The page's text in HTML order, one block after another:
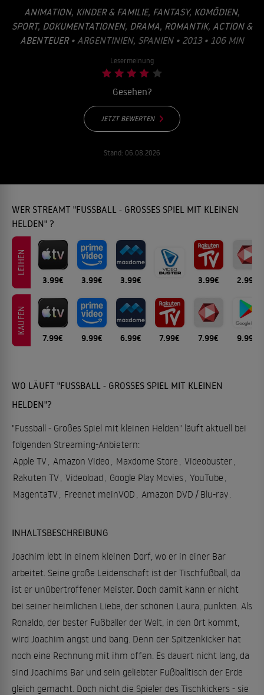
ANIMATION, KINDER & FAMILIE, FANTASY, KOMÖDIEN,
SPORT, DOKUMENTATIONEN, DRAMA, ROMANTIK, ACTION &
ABENTEUER• ARGENTINIEN, SPANIEN • 2013 • 106 MIN
Lesermeinung
Gesehen?
JETZT BEWERTEN
Stand: 06.08.2026
WER STREAMT "FUSSBALL - GROSSES SPIEL MIT KLEINEN H
ELDEN" ?
LEIHEN
3.99€ 3.99€ 3.99€ 3.99€ 2.99€
KAUFEN
7.99€ 9.99€ 6.99€ 7.99€ 7.99€ 9.99€
WO LÄUFT "FUSSBALL - GROSSES SPIEL MIT KLEINEN H
ELDEN"?
"Fussball - Großes Spiel mit kleinen Helden" läuft aktuell bei
folgenden Streaming-Anbietern:
Apple TV, Amazon Video , Maxdome Store , Videobuster,
Rakuten TV, Videoload , Google Play Movies, YouTube ,
MagentaTV, Freenet meinVOD , Amazon DVD / Blu-ray.
INHALTSBESCHREIBUNG
Joachim lebt in einem kleinen Dorf, wo er in einer Bar
arbeitet. Seine große Leidenschaft ist der Tischfußball, da
ist er unübertroffener Meister. Doch damit kann er nicht
bei seiner heimlichen Liebe, der schönen Laura, punkten. Als
Ronaldo, der bester Fußballer der Welt, in den Ort kommt,
wird Joachim angst und bang. Denn der Spitzenkicker hat
noch eine Rechnung mit ihm offen. Es dauert nicht lang, da
sind Joachims Bar und sein geliebter Fußballtisch der Erde
gleich gemacht. Doch nicht die Spieler des Tischkickers - sie